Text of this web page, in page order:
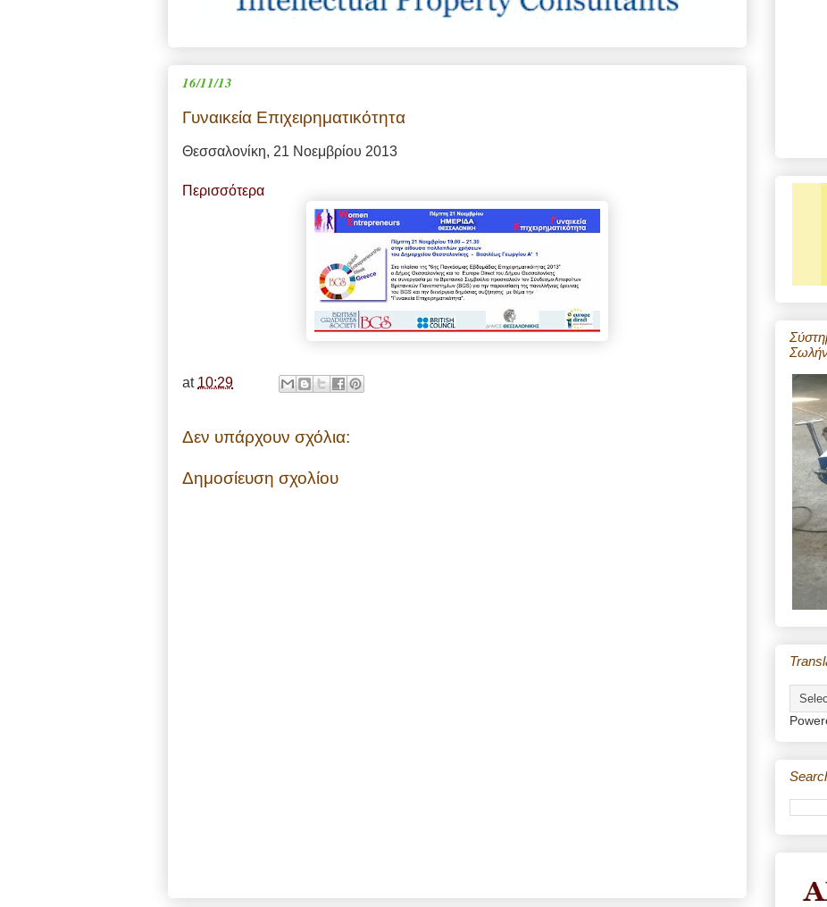
16/11/13
Γυναικεία Επιχειρηματικότητα
Θεσσαλονίκη, 21 Νοεμβρίου 2013
Περισσότερα
at 10:29
Δεν υπάρχουν σχόλια:
Δημοσίευση σχολίου